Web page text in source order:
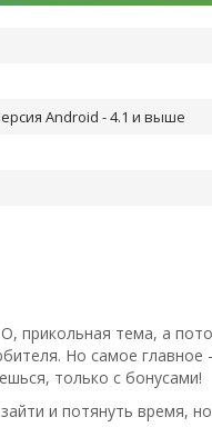
Android - 4.1 и выше
прикольная тема, а
Но самое
только с бонусами!
и потянуть время,